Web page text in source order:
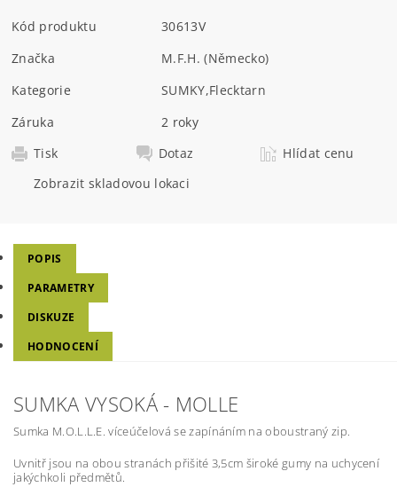
Kód produktu
30613V
Značka
M.F.H. (Německo)
Kategorie
SUMKY,Flecktarn
Záruka
2 roky
Tisk
Dotaz
Hlídat cenu
Zobrazit skladovou lokaci
POPIS
PARAMETRY
DISKUZE
HODNOCENÍ
SUMKA VYSOKÁ - MOLLE
Sumka M.O.L.L.E. víceúčelová se zapínáním na oboustraný zip.
Uvnitř jsou na obou stranách přišité 3,5cm široké gumy na uchycení
jakýchkoli předmětů.